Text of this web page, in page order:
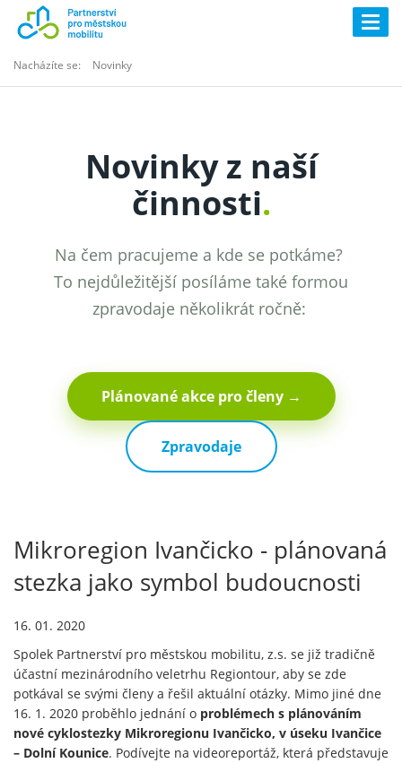
Nacházíte se: Novinky
Novinky z naší
činnosti.
Na čem pracujeme a kde se potkáme?
To nejdůležitější posíláme také formou
zpravodaje několikrát ročně:
Plánované akce pro členy →
Zpravodaje
Mikroregion Ivančicko - plánovaná
stezka jako symbol budoucnosti
16. 01. 2020
Spolek Partnerství pro městskou mobilitu, z.s. se již tradičně
účastní mezinárodního veletrhu Regiontour, aby se zde
potkával se svými členy a řešil aktuální otázky. Mimo jiné dne
16. 1. 2020 proběhlo jednání o problémech s plánováním
nové cyklostezky Mikroregionu Ivančicko, v úseku Ivančice
– Dolní Kounice. Podívejte na videoreportáž, která představuje